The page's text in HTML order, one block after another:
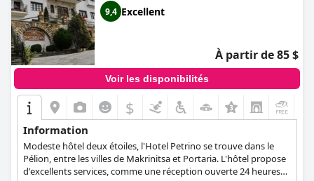
9,4 Excellent
À partir de 85 $
Voir les disponibilités
$
Information
Modeste hôtel deux étoiles, l'Hotel Petrino se trouve dans le
Pélion, entre les villes de Makrinitsa et Portaria. L'hôtel propose
d'excellents services, comme une réception ouverte 24 heures